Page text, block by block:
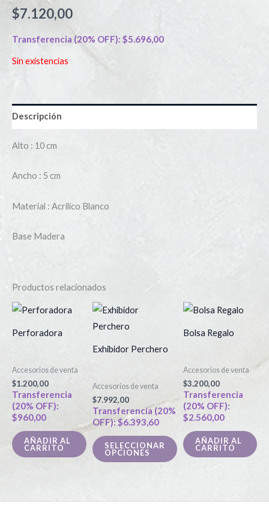
$7.120,00
Transferencia (20% OFF): $5.696,00
Sin existencias
Descripción
Alto : 10 cm
Ancho : 5 cm
Material : Acrilico Blanco
Base Madera
Productos relacionados
Perforadora
Accesorios de venta
$1.200,00
Transferencia
(20% OFF):
$960,00
AÑADIR AL
CARRITO
Exhibidor Perchero
Accesorios de venta
$7.992,00
Transferencia (20%
OFF): $6.393,60
SELECCIONAR
OPCIONES
Este
variantes.
Las
opciones
se
pueden
elegir
página
Bolsa Regalo
Accesorios de venta
$3.200,00
Transferencia
(20% OFF):
$2.560,00
AÑADIR AL
CARRITO